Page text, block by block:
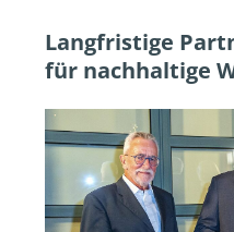
Langfristige
für nachhaltige